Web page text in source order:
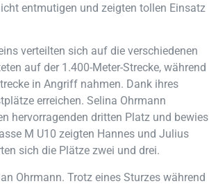
entmutigen und zeigten tollen Einsatz
verteilten sich auf die verschiedenen
auf der 1.400-Meter-Strecke, während
in Angriff nahmen. Dank ihres
erreichen. Selina Ohrmann
hervorragenden dritten Platz und bewies
M U10 zeigten Hannes und Julius
sich die Plätze zwei und drei.
Ohrmann. Trotz eines Sturzes während